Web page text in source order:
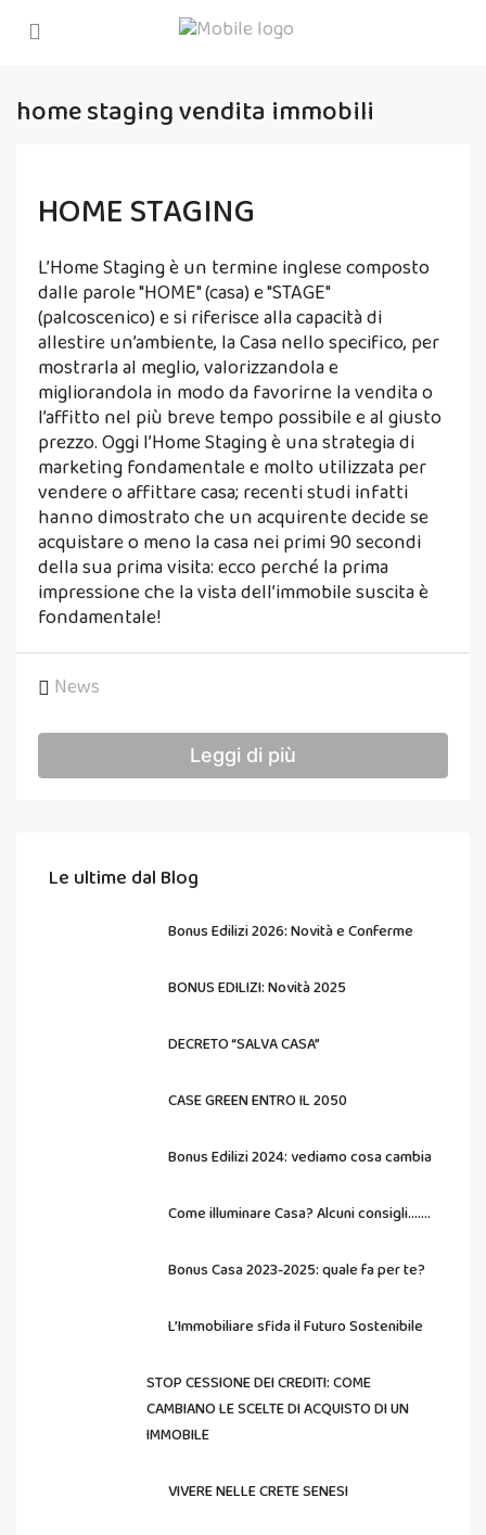
home staging vendita immobili
HOME STAGING
L’Home Staging è un termine inglese composto
dalle parole "HOME" (casa) e "STAGE"
(palcoscenico) e si riferisce alla capacità di
allestire un’ambiente, la Casa nello specifico, per
mostrarla al meglio, valorizzandola e
migliorandola in modo da favorirne la vendita o
l’affitto nel più breve tempo possibile e al giusto
prezzo. Oggi l’Home Staging è una strategia di
marketing fondamentale e molto utilizzata per
vendere o affittare casa; recenti studi infatti
hanno dimostrato che un acquirente decide se
acquistare o meno la casa nei primi 90 secondi
della sua prima visita: ecco perché la prima
impressione che la vista dell’immobile suscita è
fondamentale!
News
Leggi di più
Le ultime dal Blog
Bonus Edilizi 2026: Novità e Conferme
BONUS EDILIZI: Novità 2025
DECRETO “SALVA CASA”
CASE GREEN ENTRO IL 2050
Bonus Edilizi 2024: vediamo cosa cambia
Come illuminare Casa? Alcuni consigli…….
Bonus Casa 2023-2025: quale fa per te?
L’Immobiliare sfida il Futuro Sostenibile
STOP CESSIONE DEI CREDITI: COME
CAMBIANO LE SCELTE DI ACQUISTO DI UN
IMMOBILE
VIVERE NELLE CRETE SENESI